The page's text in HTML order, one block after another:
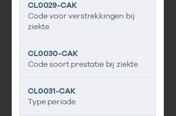
CL0029-CAK
Code voor verstrekkingen bij
ziekte
CL0030-CAK
Code soort prestatie bij ziekte
CL0031-CAK
Type periode